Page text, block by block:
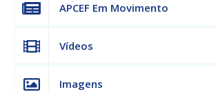
APCEF Em Movimento
Vídeos
Imagens